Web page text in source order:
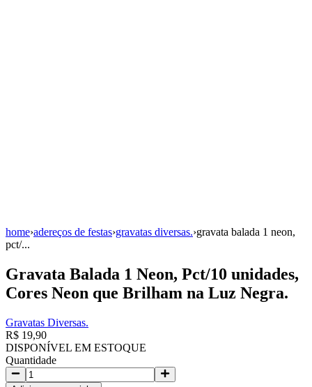
home›adereços de festas›gravatas diversas.›gravata balada 1 neon,
pct/...
Gravata Balada 1 Neon, Pct/10 unidades,
Cores Neon que Brilham na Luz Negra.
Gravatas Diversas.
R$ 19,90
DISPONÍVEL EM ESTOQUE
Quantidade